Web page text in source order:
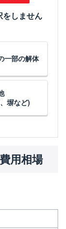
をしません
一部の解体
塀など)
用相場